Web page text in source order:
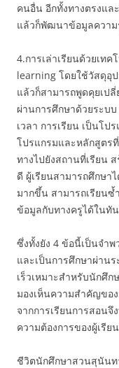
คนอื่น อีกทั้งทางตรงแล
แล้วก็พัฒนาข้อมูลความ
4.การเล่าเรียนด้วยเท
learning โดยใช้วัสดุอุ
แล้วก็สามารถพูดคุยเป
ผ่านการศึกษาด้วยระบบ
เวลา การเรียน เป็นโ
โปรแกรมและหลักสูตร
ทางไปยังสถานที่เรียน
ดี ผู้เรียนสามารถศึกษา
มากขึ้น สามารถเรียน
ข้อมูลกับทางครูได้ในทั
ซึ่งทั้งยัง 4 ข้อนี้เป็นจำ
และเป็นการศึกษาผ่าน
เร็วเหมาะสำหรับนักศึก
มองเห็นความสำคัญขอ
จากการเรียนการสอน
ความต้องการของผู้เรี
ชีวิตนักศึกษาสวนสุนัน